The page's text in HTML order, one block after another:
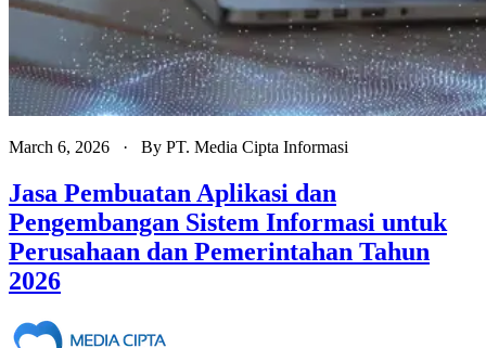
March 6, 2026 · By PT. Media Cipta Informasi
Jasa Pembuatan Aplikasi dan
Pengembangan Sistem Informasi untuk
Perusahaan dan Pemerintahan Tahun
2026